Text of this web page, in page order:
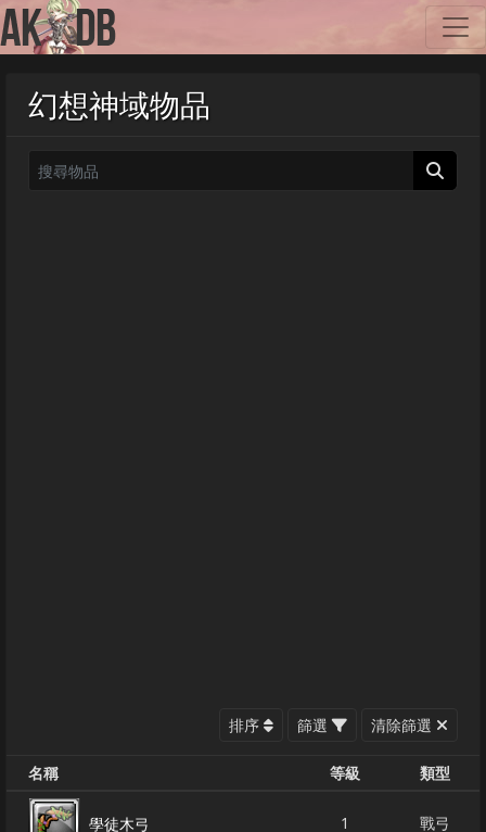
幻想神域物品
排序 篩選 清除篩選
名稱 等級 類型
學徒木弓 1 戰弓